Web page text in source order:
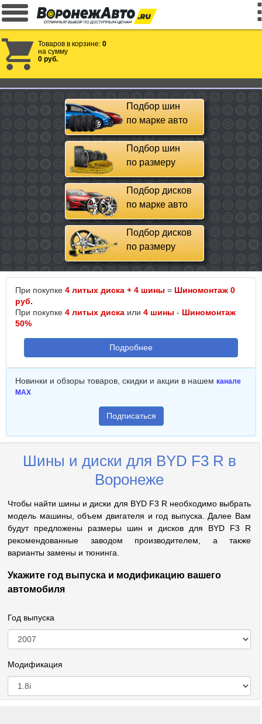
Товаров в корзине: 0
на сумму
0 руб.
Подбор шин
по марке авто
Подбор шин
по размеру
Подбор дисков
по марке авто
Подбор дисков
по размеру
При покупке 4 литых диска + 4 шины = Шиномонтаж 0
руб.
При покупке 4 литых диска или 4 шины - Шиномонтаж
50%
Подробнее
Новинки и обзоры товаров, скидки и акции в нашем канале
MAX
Подписаться
Шины и диски для BYD F3 R в
Воронеже
Чтобы найти шины и диски для BYD F3 R необходимо выбрать
модель машины, объем двигателя и год выпуска. Далее Вам
будут предложены размеры шин и дисков для BYD F3 R
рекомендованные заводом производителем, а также
варианты замены и тюнинга.
Укажите год выпуска и модификацию вашего
автомобиля
Год выпуска
Модификация